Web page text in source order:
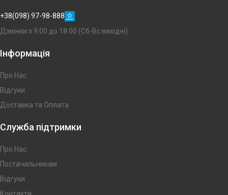
+38(098) 97-98-888
Дзвінки з 9:00 до 18:00 (Сб-Вс вихідні)
Інформація
Про Нас
Відгуки
Доставка та Оплата
Служба підтримки
Про Нас
Постачальникам
Відгуки